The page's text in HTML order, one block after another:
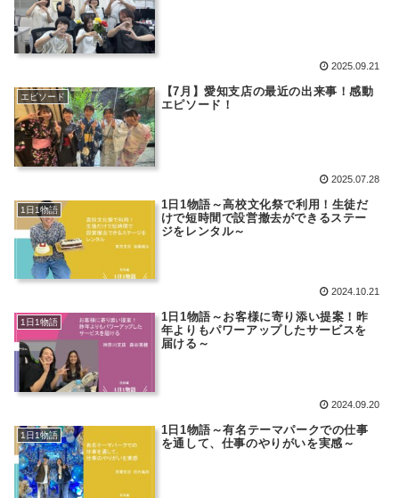
2025.09.21
エピソード
【7月】愛知支店の最近の出来事！感動
エピソード！
2025.07.28
1日1物語
1日1物語～高校文化祭で利用！生徒だ
けで短時間で設営撤去ができるステー
ジをレンタル～
2024.10.21
1日1物語
1日1物語～お客様に寄り添い提案！昨
年よりもパワーアップしたサービスを
届ける～
2024.09.20
1日1物語
1日1物語～有名テーマパークでの仕事
を通して、仕事のやりがいを実感～